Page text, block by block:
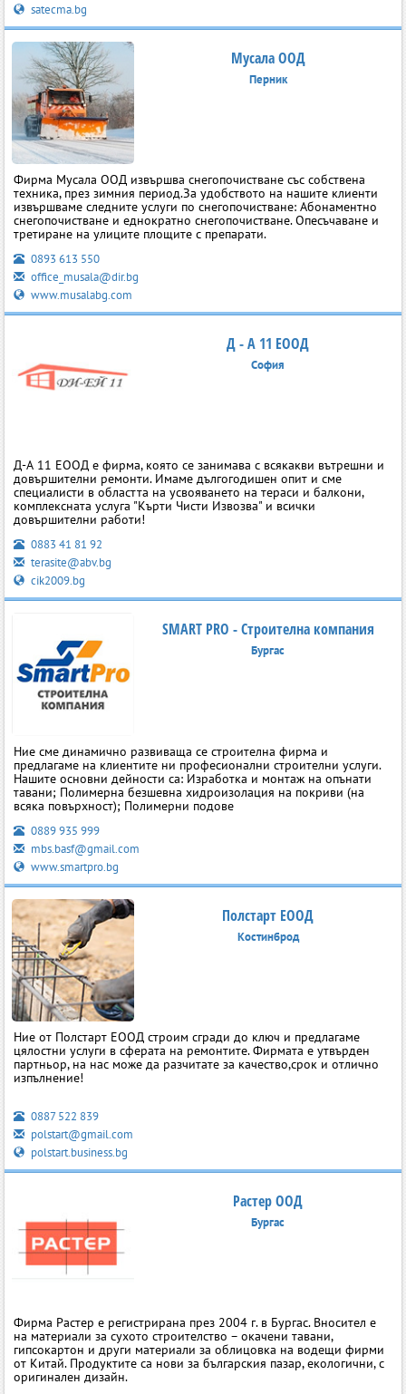
satecma.bg
Мусала ООД
Перник
Фирма Мусала ООД извършва снегопочистване със собствена
техника, през зимния период.За удобството на нашите клиенти
извършваме следните услуги по снегопочистване: Абонаментно
снегопочистване и еднократно снегопочистване. Опесъчаване и
третиране на улиците площите с препарати.
0893 613 550
office_musala@dir.bg
www.musalabg.com
Д - А 11 ЕООД
София
Д-А 11 ЕООД е фирма, която се занимава с всякакви вътрешни и
довършителни ремонти. Имаме дългогодишен опит и сме
специалисти в областта на усвояването на тераси и балкони,
комплексната услуга "Кърти Чисти Извозва" и всички
довършителни работи!
0883 41 81 92
terasite@abv.bg
cik2009.bg
SMART PRO - Строителна компания
Бургас
Ние сме динамично развиваща се строителна фирма и
предлагаме на клиентите ни професионални строителни услуги.
Нашите основни дейности са: Изработка и монтаж на опънати
тавани; Полимерна безшевна хидроизолация на покриви (на
всяка повърхност); Полимерни подове
0889 935 999
mbs.basf@gmail.com
www.smartpro.bg
Полстарт ЕООД
Костинброд
Ние от Полстарт ЕООД строим сгради до ключ и предлагаме
цялocтни ycлyги в cфepaтa нa peмoнтитe. Фирмата е утвърден
партньор, на нас може да разчитате за качество,срок и отлично
изпълнение!
0887 522 839
polstart@gmail.com
polstart.business.bg
Растер ООД
Бургас
Фирма Растер е регистрирана през 2004 г. в Бургас. Вносител е
на материали за сухото строителство – окачени тавани,
гипсокартон и други материали за облицовка на водещи фирми
от Китай. Продуктите са нови за българския пазар, екологични, с
оригинален дизайн.